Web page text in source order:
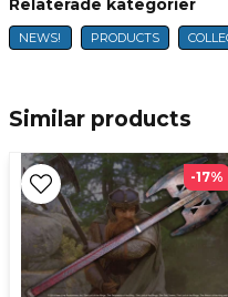
name
Name
Ja, ni får publicera
Similar products
-17%
Relaterade kategorier
NEWS! PRODUCTS